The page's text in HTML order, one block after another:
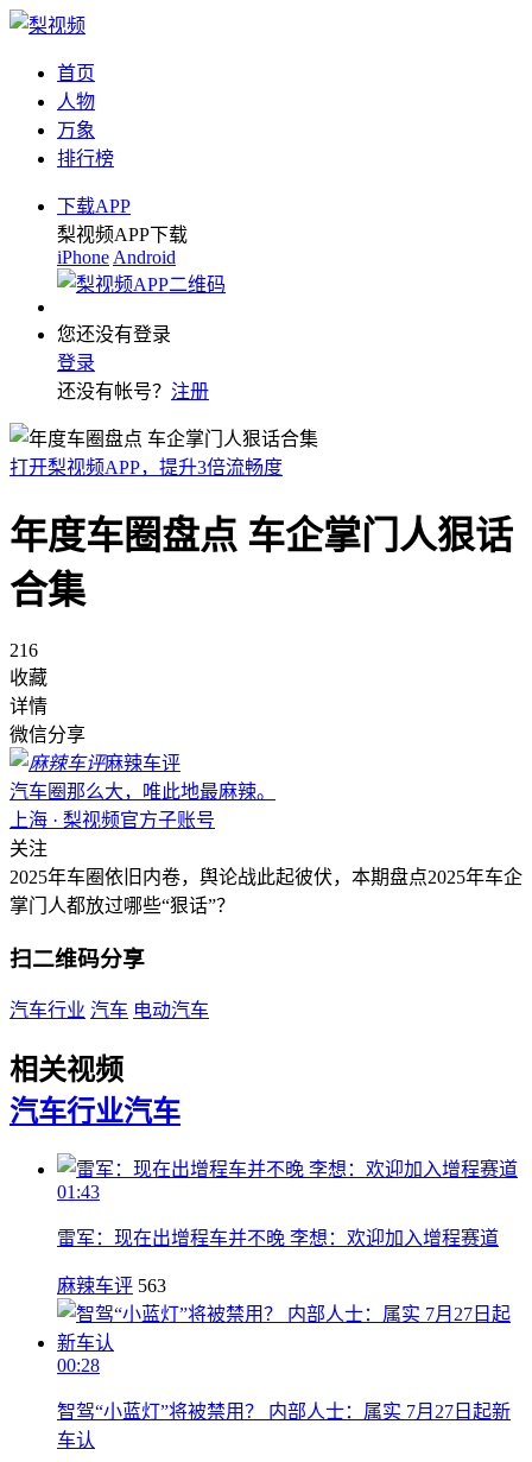
首页
人物
万象
排行榜
下载APP
梨视频APP下载
iPhone Android
您还没有登录
登录
还没有帐号？ 注册
打开梨视频APP，提升3倍流畅度
年度车圈盘点 车企掌门人狠话
合集
216
收藏
详情
微信分享
麻辣车评
汽车圈那么大，唯此地最麻辣。
上海 · 梨视频官方子账号
关注
2025年车圈依旧内卷，舆论战此起彼伏，本期盘点2025年车企
掌门人都放过哪些“狠话”？
扫二维码分享
汽车行业 汽车 电动汽车
相关视频
汽车行业汽车
01:43
雷军：现在出增程车并不晚 李想：欢迎加入增程赛道
麻辣车评 563
00:28
智驾“小蓝灯”将被禁用？ 内部人士：属实 7月27日起新
车认